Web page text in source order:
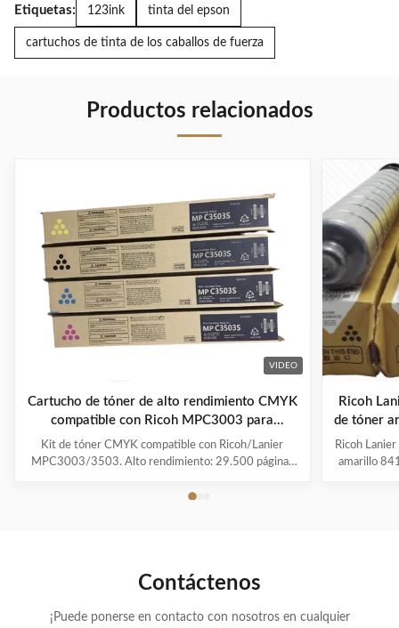
5205D Aficio 551/700/1055
8100D AF1050/850
Etiquetas: 123ink tinta del epson
cartuchos de tinta de los caballos de fuerza
Productos relacionados
VIDEO
Cartucho de tóner de alto rendimiento CMYK
compatible con Ricoh MPC3003 para
copiadoras
Kit de tóner CMYK compatible con Ricoh/Lanier
MPC3003/3503. Alto rendimiento: 29.500 páginas
Mitsubishi para colores vivos. Calidad 100% probada.
Ricoh
de tóner
Ricoh
amarillo
Contáctenos
¡Puede ponerse en contacto con nosotros en cualquier